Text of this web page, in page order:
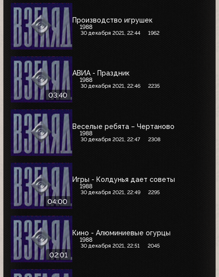
Производство игрушек
1988
30 декабря 2021, 22:44 1962
03:40
АВИА - Праздник
1988
30 декабря 2021, 22:46 2235
Веселые ребята – Чертаново
1988
30 декабря 2021, 22:47 2308
04:00
Игры - Колдунья дает советы
1988
30 декабря 2021, 22:49 2295
02:01
Кино - Алюминиевые огурцы
1988
30 декабря 2021, 22:51 2045